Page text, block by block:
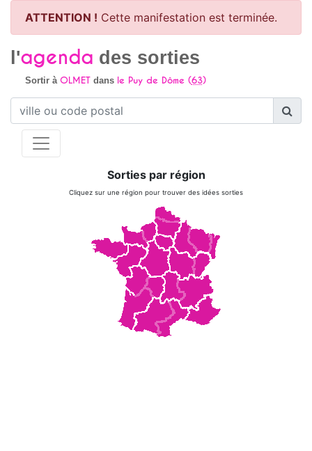
ATTENTION ! Cette manifestation est terminée.
l'agenda des sorties
Sortir à OLMETdans le Puy de Dôme (63)
Sorties par région
Cliquez sur une région pour trouver des idées sorties